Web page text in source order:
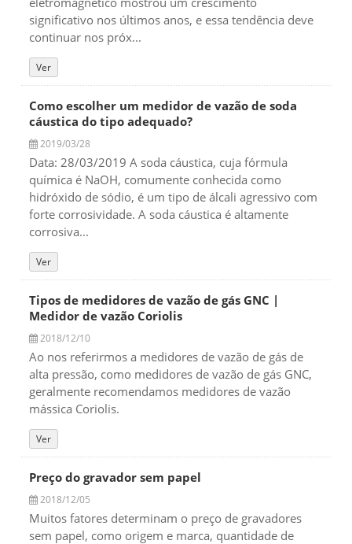
significativo nos últimos anos, e essa tendência deve
continuar nos próx...
Ver
Como escolher um medidor de vazão de soda
cáustica do tipo adequado?
2019/03/28
Data: 28/03/2019 A soda cáustica, cuja fórmula
química é NaOH, comumente conhecida como
hidróxido de sódio, é um tipo de álcali agressivo com
forte corrosividade. A soda cáustica é altamente
corrosiva...
Ver
Tipos de medidores de vazão de gás GNC |
Medidor de vazão Coriolis
2018/12/10
Ao nos referirmos a medidores de vazão de gás de
alta pressão, como medidores de vazão de gás GNC,
geralmente recomendamos medidores de vazão
mássica Coriolis.
Ver
Preço do gravador sem papel
2018/12/05
Muitos fatores determinam o preço de gravadores
sem papel, como origem e marca, quantidade de